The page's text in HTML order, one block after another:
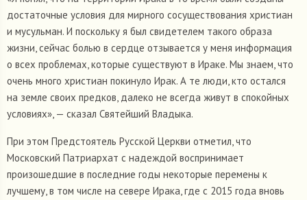
достаточные условия для мирного сосуществования христиан
и мусульман. И поскольку я был свидетелем такого образа
жизни, сейчас болью в сердце отзывается у меня информация
о всех проблемах, которые существуют в Ираке. Мы знаем, что
очень много христиан покинуло Ирак. А те люди, кто остался
на земле своих предков, далеко не всегда живут в спокойных
условиях», — сказал Святейший Владыка.
При этом Предстоятель Русской Церкви отметил, что
Московский Патриархат с надеждой воспринимает
произошедшие в последние годы некоторые перемены к
лучшему, в том числе на севере Ирака, где с 2015 года вновь